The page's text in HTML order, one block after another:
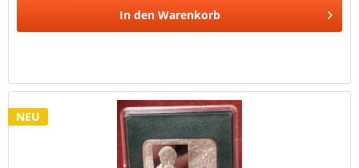
In den Warenkorb
NEU